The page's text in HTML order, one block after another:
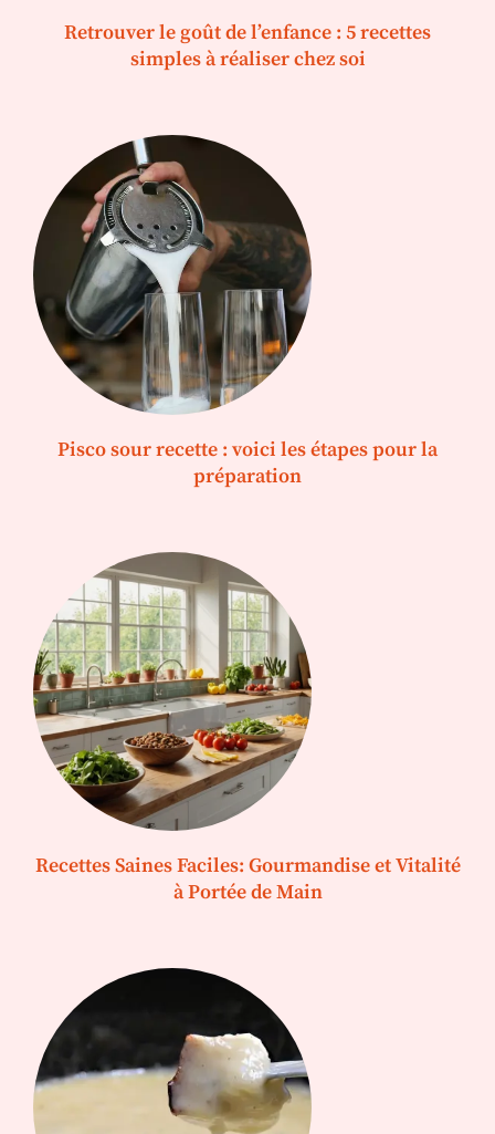
Retrouver le goût de l’enfance : 5 recettes
simples à réaliser chez soi
Pisco sour recette : voici les étapes pour la
préparation
Recettes Saines Faciles: Gourmandise et Vitalité
à Portée de Main